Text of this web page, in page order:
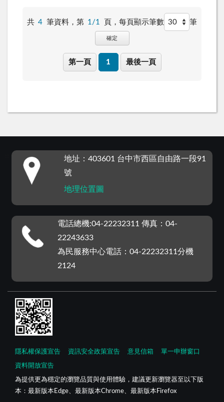
共 4 筆資料，第 1/1 頁， 每頁顯示筆數 筆
確定
第一頁 1 最後一頁
地址：403601 台中市西區自由路一段91
號
地理位置圖
電話總機:04-22232311 傳真：04-
22243633
為民服務中心電話：04-22232311分機
2124
隱私權保護宣告 資訊安全政策宣告 意見信箱 單一申辦窗口
資料開放宣告
為提供更為穩定的瀏覽品質與使用體驗，建議更新瀏覽器至以下版
本：最新版本Edge、最新版本Chrome、最新版本Firefox